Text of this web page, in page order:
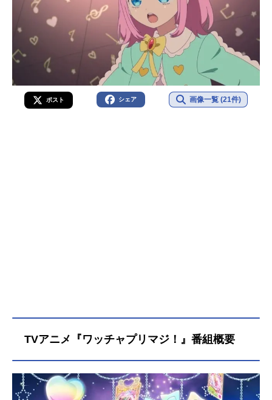
ポスト シェア 画像一覧 (21件)
TVアニメ『ワッチャプリマジ！』番組概要